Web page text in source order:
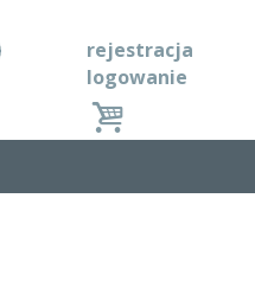
rejestracja
logowanie